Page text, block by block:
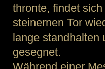
thronte, findet
steinernen Tor
lange standhalten
gesegnet.